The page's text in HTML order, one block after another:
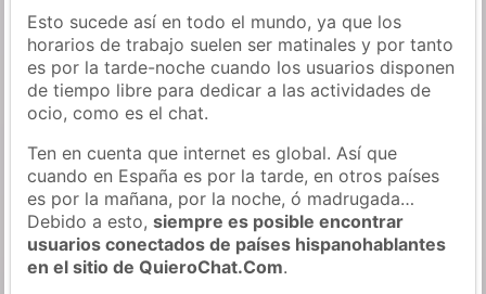
Esto sucede así en todo el mundo, ya que los
horarios de trabajo suelen ser matinales y por tanto
es por la tarde-noche cuando los usuarios disponen
de tiempo libre para dedicar a las actividades de
ocio, como es el chat.
Ten en cuenta que internet es global. Así que
cuando en España es por la tarde, en otros países
es por la mañana, por la noche, ó madrugada…
Debido a esto,siempre es posible encontrar
usuarios conectados de países hispanohablantes
en el sitio de QuieroChat.Com.